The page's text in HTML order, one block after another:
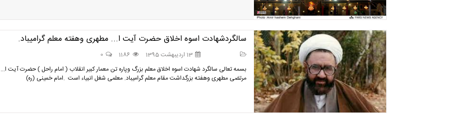
سالگردشهادت اسوه اخلاق حضرت آیت ا... مطهری وهفته معلم گرامیباد.
13 اردیبهشت 1395 1186
0
بسمه تعالی سالگرد شهادت اسوه اخلاق معلم بزرگ وپاره تن معمار کبیر انقلاب ( امام راحل ) حضرت آیت ا...
مرتضی مطهری وهفته بزرگداشت مقام معلم گرامیباد. معلمی شغل انبیاء است .امام خمینی (ره)